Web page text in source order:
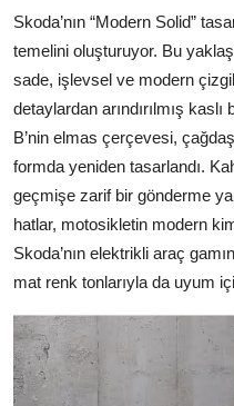
Skoda’nın “Modern Solid”
temelini oluşturuyor. Bu
sade, işlevsel ve modern
detaylardan arındırılmış
B’nin elmas çerçevesi,
formda yeniden tasarlandı.
geçmişe zarif bir gönderme
hatlar, motosikletin modern
Skoda’nın elektrikli araç
mat renk tonlarıyla da uyum